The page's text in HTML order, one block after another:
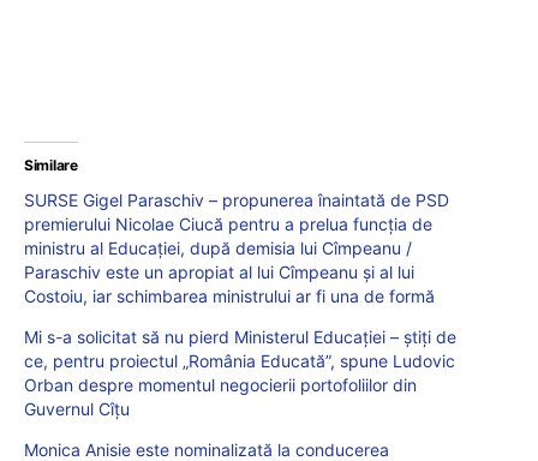
Similare
SURSE Gigel Paraschiv – propunerea înaintată de PSD
premierului Nicolae Ciucă pentru a prelua funcția de
ministru al Educației, după demisia lui Cîmpeanu /
Paraschiv este un apropiat al lui Cîmpeanu și al lui
Costoiu, iar schimbarea ministrului ar fi una de formă
Mi s-a solicitat să nu pierd Ministerul Educației – știți de
ce, pentru proiectul „România Educată”, spune Ludovic
Orban despre momentul negocierii portofoliilor din
Guvernul Cîțu
Monica Anisie este nominalizată la conducerea